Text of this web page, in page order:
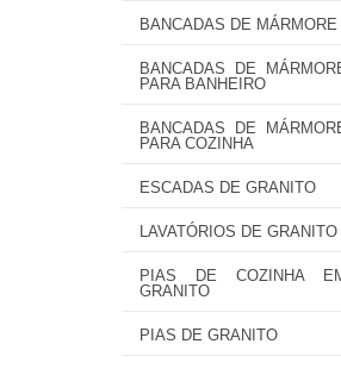
BANCADAS DE MÁRMORE
BANCADAS DE
PARA BANHEIRO
BANCADAS DE
PARA COZINHA
ESCADAS DE GRANITO
LAVATÓRIOS DE GRANITO
PIAS DE COZINHA
GRANITO
PIAS DE GRANITO